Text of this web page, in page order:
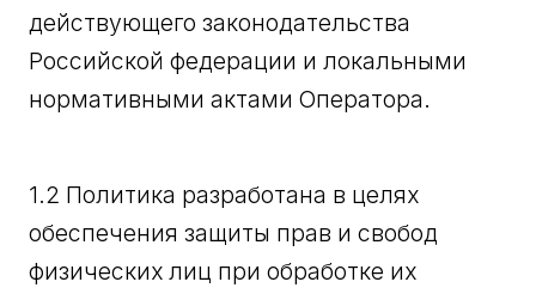
действующего законодательства
Российской федерации и локальными
нормативными актами Оператора.
1.2 Политика разработана в целях
обеспечения защиты прав и свобод
физических лиц при обработке их